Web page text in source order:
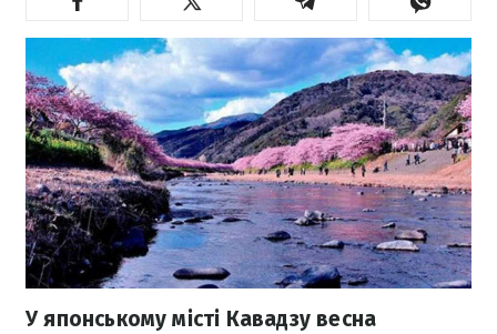
У японському місті Кавадзу весна